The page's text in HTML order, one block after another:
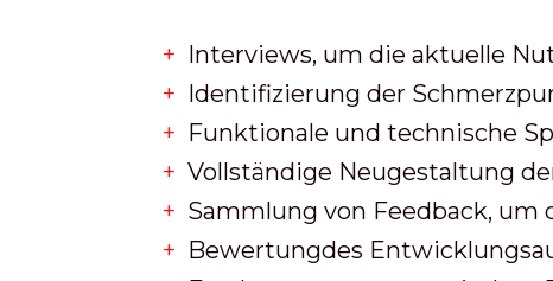
Interviews, um die aktuelle
Identifizierung der
Funktionale und technische
Vollständige Neugestaltung
Sammlung von Feedback,
Bewertungdes